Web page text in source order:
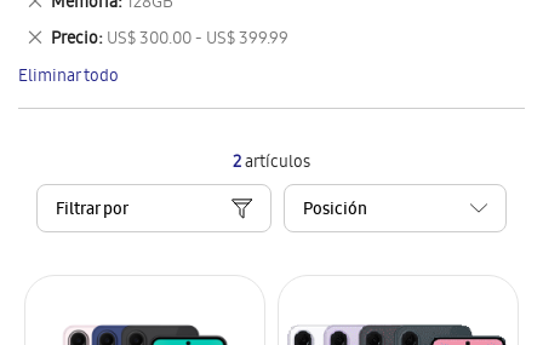
2artículos
Filtrar por
artículo
este
artículo
Precio US$ 300.00 - US$ 399.99
Eliminar
este
artículo
Eliminar todo